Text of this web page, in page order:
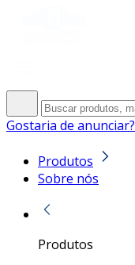
Gostaria de anunciar?
Produtos
Sobre nós
Produtos